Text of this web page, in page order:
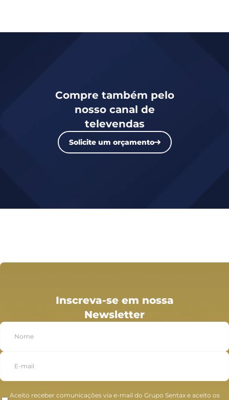
Compre também pelo
nosso canal de
televendas
Solicite um orçamento
Inscreva-se em nossa
Newsletter
Aceito receber comunicações via e-mail do Grupo Sentax e aceito os